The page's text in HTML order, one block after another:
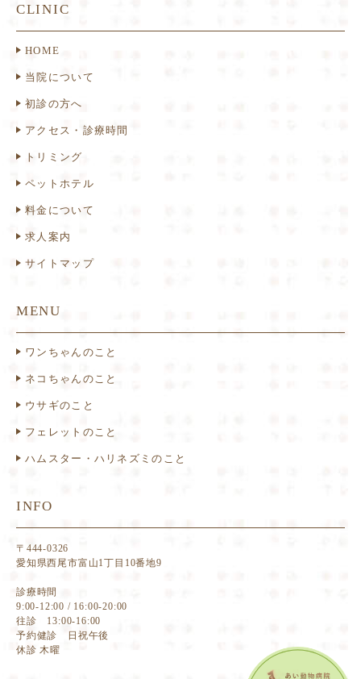
CLINIC
HOME
当院について
初診の方へ
アクセス・診療時間
トリミング
ペットホテル
料金について
求人案内
サイトマップ
MENU
ワンちゃんのこと
ネコちゃんのこと
ウサギのこと
フェレットのこと
ハムスター・ハリネズミのこと
INFO
〒444-0326
愛知県西尾市富山1丁目10番地9
診療時間
9:00-12:00 / 16:00-20:00
往診 13:00-16:00
予約健診 日祝午後
休診 木曜